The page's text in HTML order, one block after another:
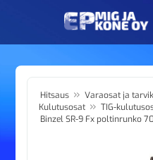
Hitsaus » Varaosat ja
Kulutusosat » TIG-
Binzel SR-9 Fx poltinrunko